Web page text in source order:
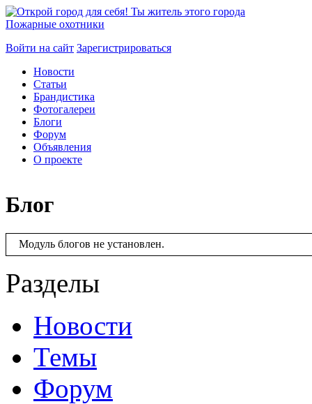
Пожарные охотники
Войти на сайт Зарегистрироваться
Новости
Статьи
Брандистика
Фотогалереи
Блоги
Форум
Объявления
О проекте
Блог
Модуль блогов не установлен.
Разделы
Новости
Темы
Форум